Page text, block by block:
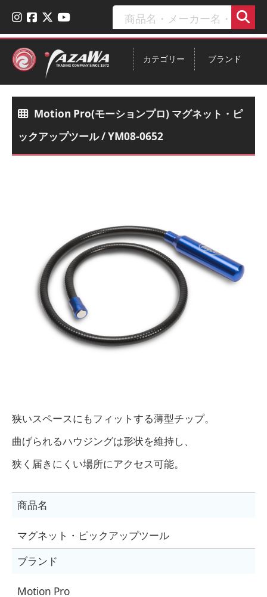
ブランド
カテゴリー
Motion Pro(モーションプロ) マグネット・ピ
ックアップツール / YM08-0652
狭いスペースにもフィットする薄型チップ。
曲げられるハウジングは形状を維持し、
狭く届きにくい場所にアクセス可能。
商品名
マグネット・ピックアップツール
ブランド
Motion Pro